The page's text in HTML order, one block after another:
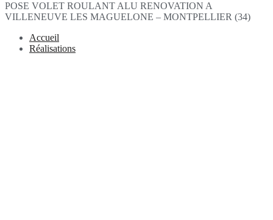
POSE VOLET ROULANT ALU RENOVATION A
VILLENEUVE LES MAGUELONE – MONTPELLIER (34)
Accueil
Réalisations